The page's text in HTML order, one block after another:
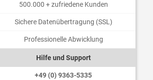
500.000 + zufriedene Kunden
Sichere Datenübertragung (SSL)
Professionelle Abwicklung
Hilfe und Support
+49 (0) 9363-5335